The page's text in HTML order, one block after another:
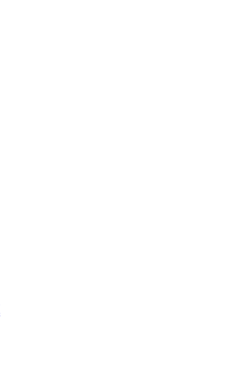
Ürün Kategorisi